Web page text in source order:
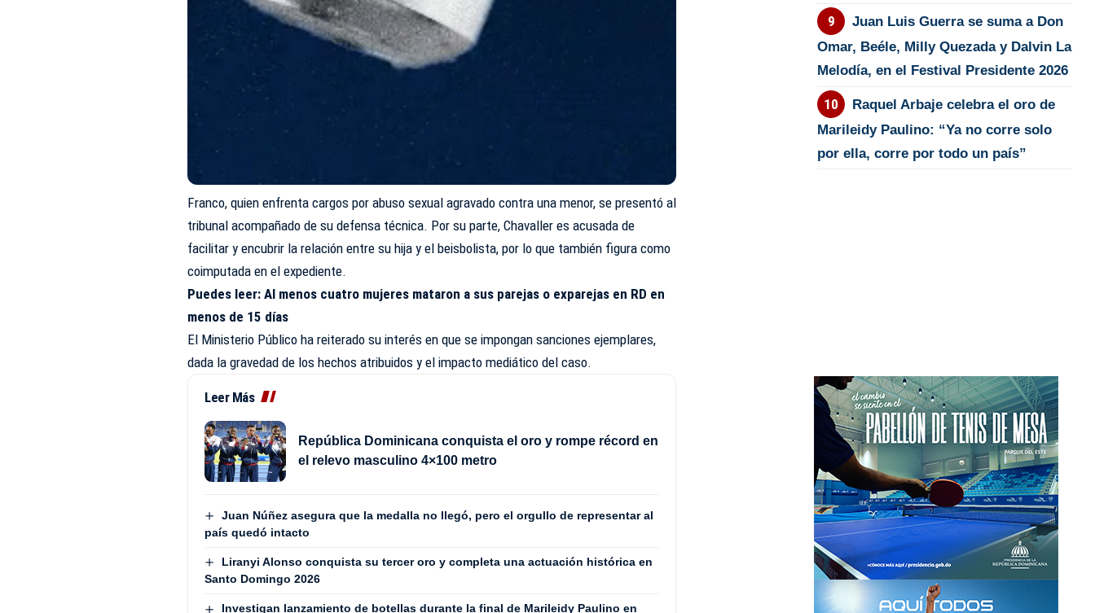
Franco, quien enfrenta cargos por abuso sexual agravado contra una menor, se presentó al
tribunal acompañado de su defensa técnica. Por su parte, Chavaller es acusada de
facilitar y encubrir la relación entre su hija y el beisbolista, por lo que también figura como
coimputada en el expediente.
Puedes leer:Al menos cuatro mujeres mataron a sus parejas o exparejas en RD en
menos de 15 días
El Ministerio Público ha reiterado su interés en que se impongan sanciones ejemplares,
dada la gravedad de los hechos atribuidos y el impacto mediático del caso.
Leer Más
República Dominicana conquista el oro y rompe récord en
el relevo masculino 4×100 metro
Juan Núñez asegura que la medalla no llegó, pero el orgullo de representar al
país quedó intacto
Liranyi Alonso conquista su tercer oro y completa una actuación histórica en
Santo Domingo 2026
Investigan lanzamiento de botellas durante la final de Marileidy Paulino en
Juan Luis Guerra se suma a Don
Omar, Beéle, Milly Quezada y Dalvin La
Melodía, en el Festival Presidente 2026
Raquel Arbaje celebra el oro de
Marileidy Paulino: “Ya no corre solo
por ella, corre por todo un país”